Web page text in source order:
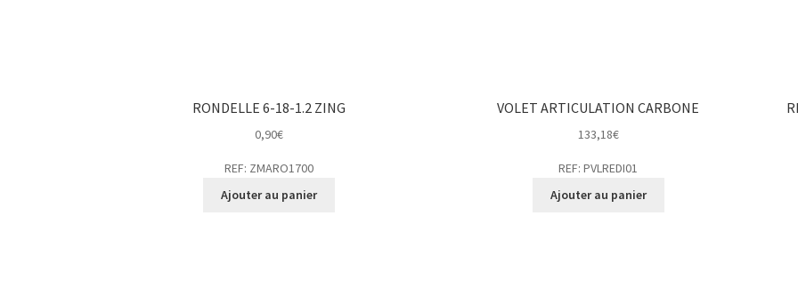
RONDELLE 6-18-1.2 ZING
0,90€
REF: ZMARO1700
Ajouter au panier
VOLET ARTICULATION CARBONE
133,18€
REF: PVLREDI01
Ajouter au panier